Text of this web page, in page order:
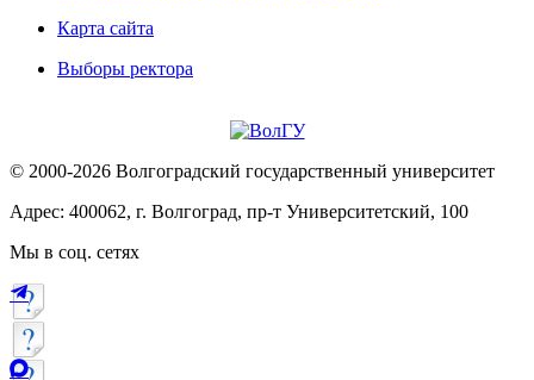
Карта сайта
Выборы ректора
© 2000-2026 Волгоградский государственный университет
Адрес: 400062, г. Волгоград, пр-т Университетский, 100
Мы в соц. сетях